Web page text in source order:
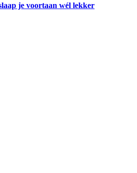
je voortaan wél lekker